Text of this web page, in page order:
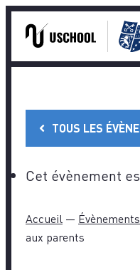
contentTOUS LES
Cet évènement
Accueil — Évènements
aux parents